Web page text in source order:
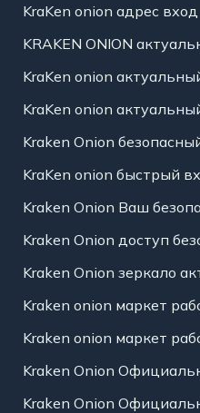
KraKen onion адрес вход
KRAKEN ONION
KraKen onion
KraKen onion
Kraken Onion
KraKen onion быстрый
Kraken Onion Ваш
Kraken Onion доступ
Kraken Onion зеркало
Kraken onion маркет
Kraken onion маркет
Kraken Onion
Kraken Onion